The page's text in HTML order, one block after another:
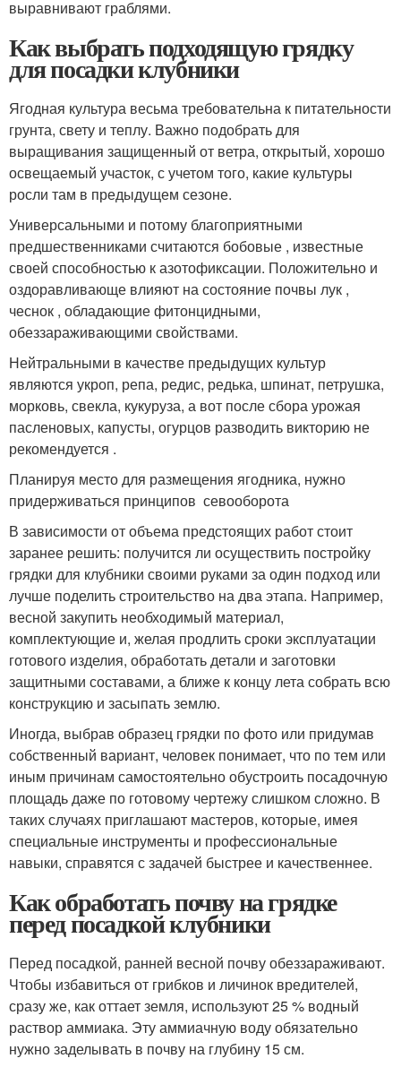
выравнивают граблями.
Как выбрать подходящую грядку
для посадки клубники
Ягодная культура весьма требовательна к питательности
грунта, свету и теплу. Важно подобрать для
выращивания защищенный от ветра, открытый, хорошо
освещаемый участок, с учетом того, какие культуры
росли там в предыдущем сезоне.
Универсальными и потому благоприятными
предшественниками считаются бобовые , известные
своей способностью к азотофиксации. Положительно и
оздоравливающе влияют на состояние почвы лук ,
чеснок , обладающие фитонцидными,
обеззараживающими свойствами.
Нейтральными в качестве предыдущих культур
являются укроп, репа, редис, редька, шпинат, петрушка,
морковь, свекла, кукуруза, а вот после сбора урожая
пасленовых, капусты, огурцов разводить викторию не
рекомендуется .
Планируя место для размещения ягодника, нужно
придерживаться принципов севооборота
В зависимости от объема предстоящих работ стоит
заранее решить: получится ли осуществить постройку
грядки для клубники своими руками за один подход или
лучше поделить строительство на два этапа. Например,
весной закупить необходимый материал,
комплектующие и, желая продлить сроки эксплуатации
готового изделия, обработать детали и заготовки
защитными составами, а ближе к концу лета собрать всю
конструкцию и засыпать землю.
Иногда, выбрав образец грядки по фото или придумав
собственный вариант, человек понимает, что по тем или
иным причинам самостоятельно обустроить посадочную
площадь даже по готовому чертежу слишком сложно. В
таких случаях приглашают мастеров, которые, имея
специальные инструменты и профессиональные
навыки, справятся с задачей быстрее и качественнее.
Как обработать почву на грядке
перед посадкой клубники
Перед посадкой, ранней весной почву обеззараживают.
Чтобы избавиться от грибков и личинок вредителей,
сразу же, как оттает земля, используют 25 % водный
раствор аммиака. Эту аммиачную воду обязательно
нужно заделывать в почву на глубину 15 см.